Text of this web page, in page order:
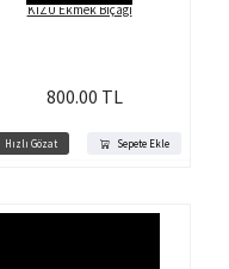
Hızlı Gözat Sepete Ekle
KİZU Ekmek Bıçağı
800.00 TL